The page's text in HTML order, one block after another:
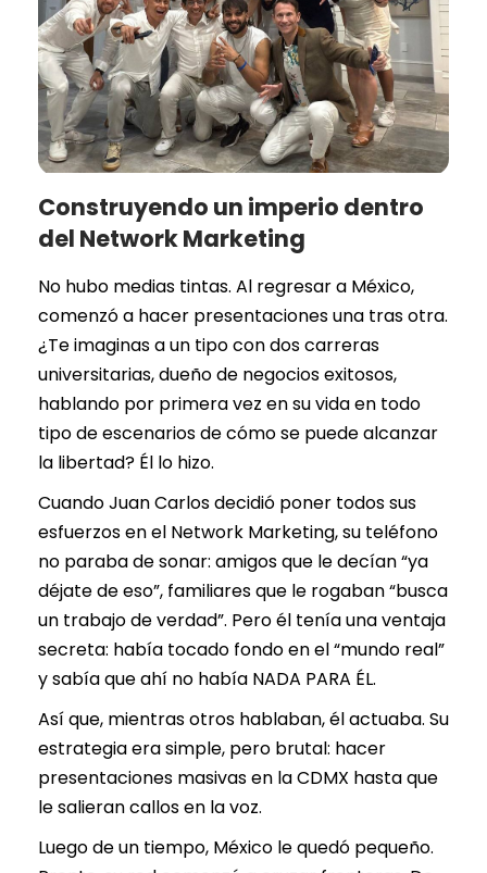
Construyendo un imperio dentro
del Network Marketing
No hubo medias tintas. Al regresar a México,
comenzó a hacer presentaciones una tras otra.
¿Te imaginas a un tipo con dos carreras
universitarias, dueño de negocios exitosos,
hablando por primera vez en su vida en todo
tipo de escenarios de cómo se puede alcanzar
la libertad? Él lo hizo.
Cuando Juan Carlos decidió poner todos sus
esfuerzos en el Network Marketing, su teléfono
no paraba de sonar: amigos que le decían “ya
déjate de eso”, familiares que le rogaban “busca
un trabajo de verdad”. Pero él tenía una ventaja
secreta: había tocado fondo en el “mundo real”
y sabía que ahí no había NADA PARA ÉL.
Así que, mientras otros hablaban, él actuaba. Su
estrategia era simple, pero brutal: hacer
presentaciones masivas en la CDMX hasta que
le salieran callos en la voz.
Luego de un tiempo, México le quedó pequeño.